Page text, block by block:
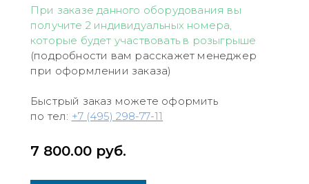
При заказе данного оборудования вы
получите 2 индивидуальных номера,
которые будет участвовать в розыгрыше
(подробности вам расскажет менеджер
при оформлении заказа)
Быстрый заказ можете оформить
по тел: +7 (495) 298-77-11
7 800.00 руб.